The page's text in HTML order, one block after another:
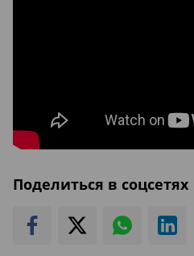
Поделиться в соцсетях